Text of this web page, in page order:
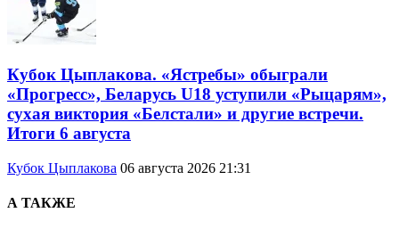
Кубок Цыплакова. «Ястребы» обыграли
«Прогресс», Беларусь U18 уступили «Рыцарям»,
сухая виктория «Белстали» и другие встречи.
Итоги 6 августа
Кубок Цыплакова 06 августа 2026 21:31
А ТАКЖЕ